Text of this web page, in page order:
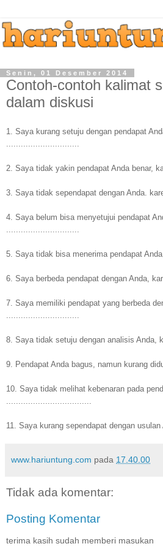
Senin, 01 Desember 2014
Contoh-contoh kalimat
dalam diskusi
1. Saya kurang setuju dengan pendapat
..............................
2. Saya tidak yakin pendapat Anda benar,
3. Saya tidak sependapat dengan Anda.
4. Saya belum bisa menyetujui pendapat
..............................
5. Saya tidak bisa menerima pendapat
6. Saya berbeda pendapat dengan Anda,
7. Saya memiliki pendapat yang berbeda
..............................
8. Saya tidak setuju dengan analisis
9. Pendapat Anda bagus, namun kurang
10. Saya tidak melihat kebenaran pada
...................................
11. Saya kurang sependapat dengan
www.hariuntung.com pada 17.40.00
Tidak ada komentar:
Posting Komentar
terima kasih sudah memberi masukan